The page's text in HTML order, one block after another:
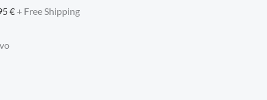
€ + Free Shipping